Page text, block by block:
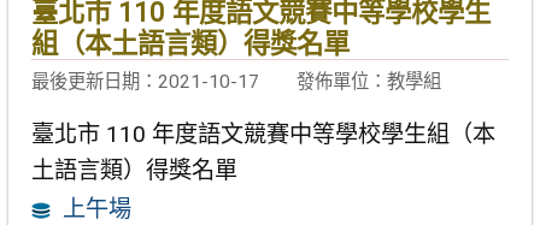
臺北市 110 年度語文競賽中等學校學生
組（本土語言類）得獎名單
最後更新日期：2021-10-17 發佈單位：教學組
臺北市 110 年度語文競賽中等學校學生組（本
土語言類）得獎名單
上午場